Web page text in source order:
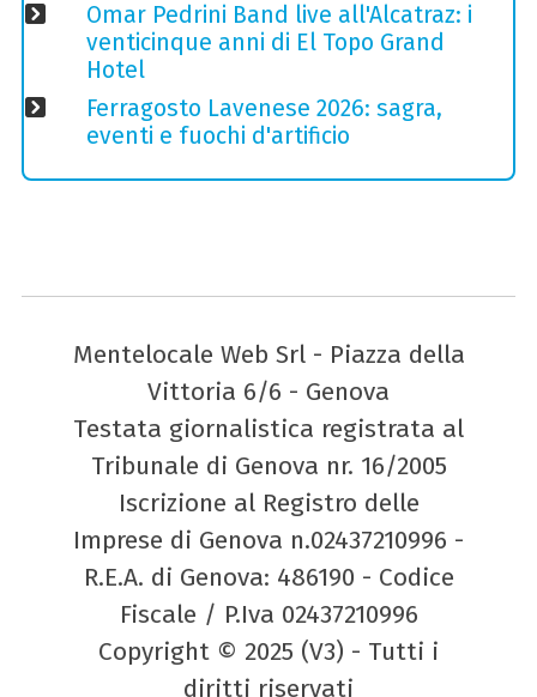
Omar Pedrini Band live all'Alcatraz: i
venticinque anni di El Topo Grand
Hotel
Ferragosto Lavenese 2026: sagra,
eventi e fuochi d'artificio
Mentelocale Web Srl - Piazza della
Vittoria 6/6 - Genova
Testata giornalistica registrata al
Tribunale di Genova nr. 16/2005
Iscrizione al Registro delle
Imprese di Genova n.02437210996 -
R.E.A. di Genova: 486190 - Codice
Fiscale / P.Iva 02437210996
Copyright © 2025 (V3) - Tutti i
diritti riservati